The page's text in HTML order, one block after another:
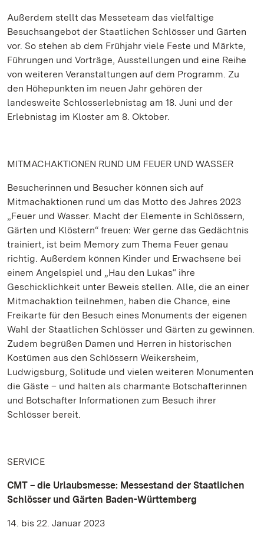
Außerdem stellt das Messeteam das vielfältige
Besuchsangebot der Staatlichen Schlösser und Gärten
vor. So stehen ab dem Frühjahr viele Feste und Märkte,
Führungen und Vorträge, Ausstellungen und eine Reihe
von weiteren Veranstaltungen auf dem Programm. Zu
den Höhepunkten im neuen Jahr gehören der
landesweite Schlosserlebnistag am 18. Juni und der
Erlebnistag im Kloster am 8. Oktober.
MITMACHAKTIONEN RUND UM FEUER UND WASSER
Besucherinnen und Besucher können sich auf
Mitmachaktionen rund um das Motto des Jahres 2023
„Feuer und Wasser. Macht der Elemente in Schlössern,
Gärten und Klöstern“ freuen: Wer gerne das Gedächtnis
trainiert, ist beim Memory zum Thema Feuer genau
richtig. Außerdem können Kinder und Erwachsene bei
einem Angelspiel und „Hau den Lukas“ ihre
Geschicklichkeit unter Beweis stellen. Alle, die an einer
Mitmachaktion teilnehmen, haben die Chance, eine
Freikarte für den Besuch eines Monuments der eigenen
Wahl der Staatlichen Schlösser und Gärten zu gewinnen.
Zudem begrüßen Damen und Herren in historischen
Kostümen aus den Schlössern Weikersheim,
Ludwigsburg, Solitude und vielen weiteren Monumenten
die Gäste – und halten als charmante Botschafterinnen
und Botschafter Informationen zum Besuch ihrer
Schlösser bereit.
SERVICE
CMT – die Urlaubsmesse: Messestand der Staatlichen
Schlösser und Gärten Baden-Württemberg
14. bis 22. Januar 2023